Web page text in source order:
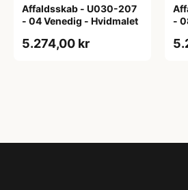
Affaldsskab - U030-207
- 04 Venedig - Hvidmalet
5.274,00 kr
-